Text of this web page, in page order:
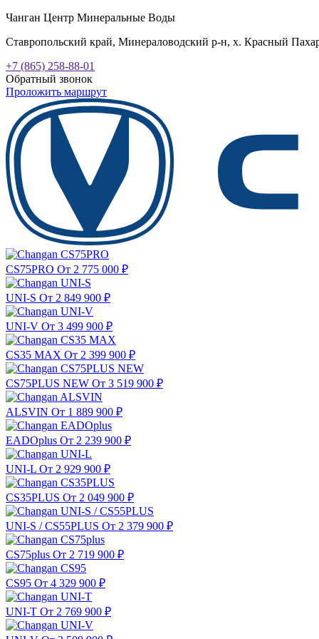
Чанган Центр Минеральные Воды
Ставропольский край, Минераловодский р-н, х. Красный
+7 (865) 258-88-01
Обратный звонок
Проложить маршрут
CS75PRO От 2 775 000 ₽
UNI-S От 2 849 900 ₽
UNI-V От 3 499 900 ₽
CS35 MAX От 2 399 900 ₽
CS75PLUS NEW От 3 519 900 ₽
ALSVIN От 1 889 900 ₽
EADOplus От 2 239 900 ₽
UNI-L От 2 929 900 ₽
CS35PLUS От 2 049 900 ₽
UNI-S / CS55PLUS От 2 379 900 ₽
CS75plus От 2 719 900 ₽
CS95 От 4 329 900 ₽
UNI-T От 2 769 900 ₽